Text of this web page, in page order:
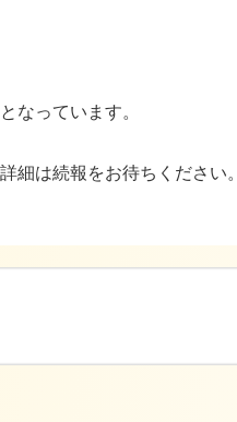
なっています。
細は続報をお待ちください。